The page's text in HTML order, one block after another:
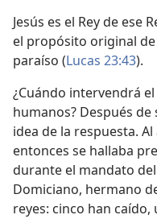
Jesús es el Rey de ese
el propósito original
paraíso (Lucas 23:43).
¿Cuándo intervendrá
humanos? Después
idea de la respuesta.
entonces se hallaba
durante el mandato
Domiciano, hermano
reyes: cinco han